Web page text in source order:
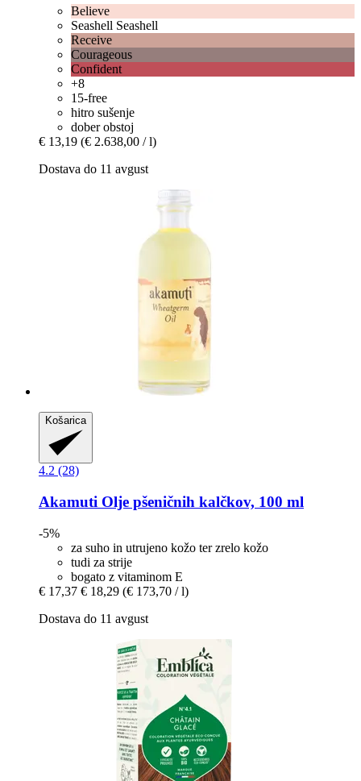
Believe
Seashell Seashell
Receive
Courageous
Confident
+8
15-free
hitro sušenje
dober obstoj
€ 13,19 (€ 2.638,00 / l)
Dostava do 11 avgust
Košarica
4.2 (28)
Akamuti Olje pšeničnih kalčkov, 100 ml
-5%
za suho in utrujeno kožo ter zrelo kožo
tudi za strije
bogato z vitaminom E
€ 17,37 € 18,29 (€ 173,70 / l)
Dostava do 11 avgust